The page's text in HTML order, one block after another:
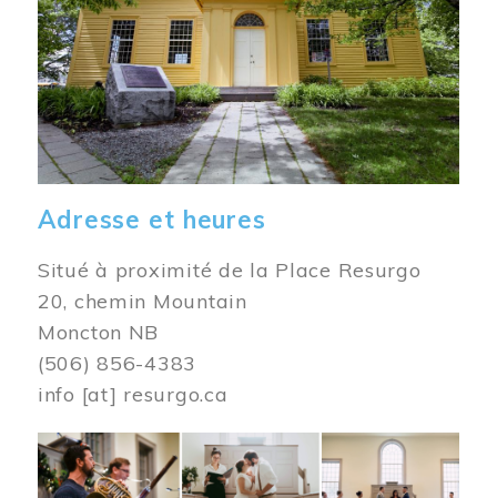
Adresse et heures
Situé à proximité de la Place Resurgo
20, chemin Mountain
Moncton NB
(506) 856-4383
info [at] resurgo.ca
Image